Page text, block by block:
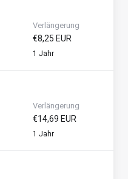
Verlängerung
€8,25 EUR
1 Jahr
Verlängerung
€14,69 EUR
1 Jahr